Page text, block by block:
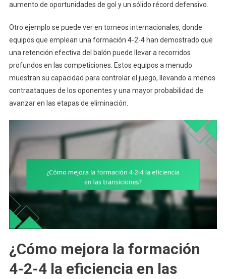
aumento de oportunidades de gol y un sólido récord defensivo.
Otro ejemplo se puede ver en torneos internacionales, donde
equipos que emplean una formación 4-2-4 han demostrado que
una retención efectiva del balón puede llevar a recorridos
profundos en las competiciones. Estos equipos a menudo
muestran su capacidad para controlar el juego, llevando a menos
contraataques de los oponentes y una mayor probabilidad de
avanzar en las etapas de eliminación.
¿Cómo mejora la formación
4-2-4 la eficiencia en las